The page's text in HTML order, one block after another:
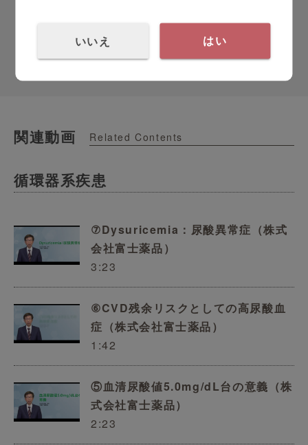
関連動画 Related Contents
循環器系疾患
⑦Dysuricemia：尿酸異常症（株式
会社富士薬品）
3:23
⑥CVD残余リスクとしての高尿酸血
症（株式会社富士薬品）
1:42
⑤血清尿酸値5.0mg/dL台の意義（株
式会社富士薬品）
2:23
いいえ はい